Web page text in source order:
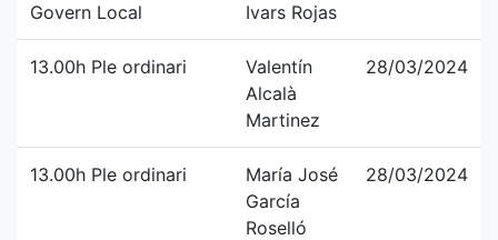
Govern Local
Ivars Rojas
13.00h Ple ordinari
Valentín
Alcalà
Martinez
28/03/2024
13.00h Ple ordinari
María José
García
Roselló
28/03/2024